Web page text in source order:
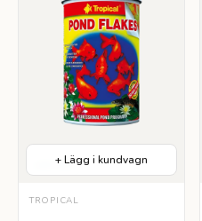
Lättsmält
+ Lägg i kundvagn
TROPICAL